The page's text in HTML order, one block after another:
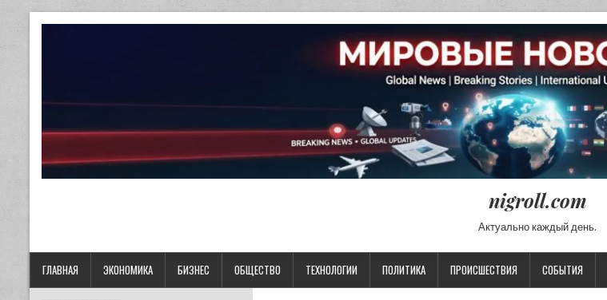
nigroll.com
Актуально каждый день.
ГЛАВНАЯ ЭКОНОМИКА БИЗНЕС ОБЩЕСТВО ТЕХНОЛОГИИ ПОЛИТИКА ПРОИСШЕСТВИЯ СОБЫТИЯ